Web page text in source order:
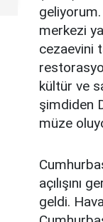
merkezi
cezaevini
kültür ve
şimdiden
müze
açılışını
geldi.